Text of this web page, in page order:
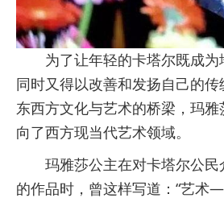
为了让年轻的卡塔尔既成为
同时又得以改善和发扬自己的
东西方文化与艺术的桥梁，玛
向了西方现当代艺术领域。
玛雅莎公主在对卡塔尔公民
的作品时，曾这样写道：“艺